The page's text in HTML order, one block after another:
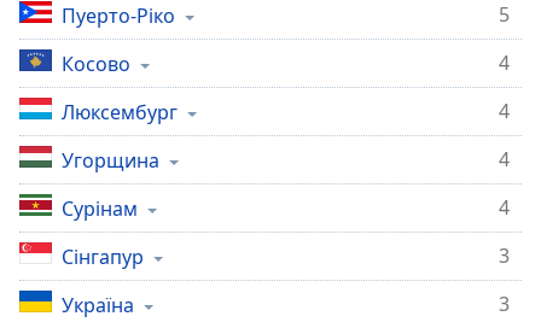
Пуерто-Ріко
5
Косово
4
Люксембург
4
Угорщина
4
Сурінам
4
Сінгапур
3
Україна
3